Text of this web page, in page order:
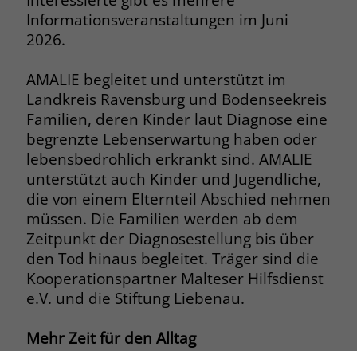
Informationsveranstaltungen im Juni
2026.
AMALIE begleitet und unterstützt im
Landkreis Ravensburg und Bodenseekreis
Familien, deren Kinder laut Diagnose eine
begrenzte Lebenserwartung haben oder
lebensbedrohlich erkrankt sind. AMALIE
unterstützt auch Kinder und Jugendliche,
die von einem Elternteil Abschied nehmen
müssen. Die Familien werden ab dem
Zeitpunkt der Diagnosestellung bis über
den Tod hinaus begleitet. Träger sind die
Kooperationspartner Malteser Hilfsdienst
e.V. und die Stiftung Liebenau.
Mehr Zeit für den Alltag
Name
Anbieter stiftung-liebenau.de
Laufzeit Session
Zweck
Behält die Zustände des Benutzers bei
allen Seitenanfragen bei.
Name cookie_optin
Anbieter www.stiftung-liebenau.de
Laufzeit 1 Monat
Behält die Zustimmung des Benutzers
zum Cookie Opt-In
Zweck
Browsers und die Einstellungen
exklusiv für diese Website zu speichern.
derselben Website durchgeführt
werden, mit derselben
Benutzerkennung verknüpft werden.
Anbieter www.clarity.ms
Laufzeit 1 Jahr
Zweck
Microsoft Clarity setzt dieses Cookie,
um die Seitenaufrufe eines Benutzers
zu speichern und in einer einzigen
zusammenzufassen.